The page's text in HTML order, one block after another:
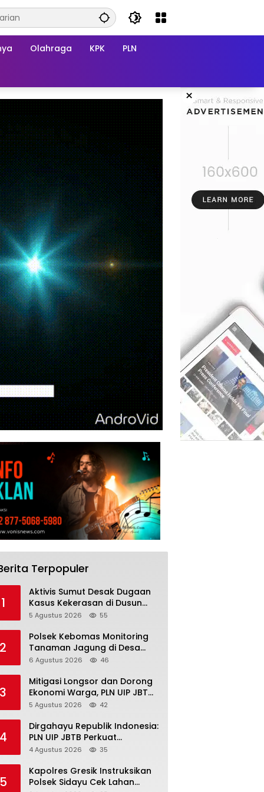
Olahraga KPK PLN
×
Terpopuler
1
Aktivis Sumut Desak Dugaan
Kasus Kekerasan di Dusun
Balakka, Desa Gunung
5 Agustus 2026 55
2
Polsek Kebomas Monitoring
Tanaman Jagung di Desa
Kembangan, Perkuat
Nasional
6 Agustus 2026 46
3
Mitigasi Longsor dan Dorong
Ekonomi Warga, PLN UIP JBTB
Salurkan Bantuan Konservasi
Aceh di Banyuwangi
5 Agustus 2026 42
4
Dirgahayu Republik Indonesia:
PLN UIP JBTB Perkuat
Kepemimpinan Perempuan
2026
4 Agustus 2026 35
5
Kapolres Gresik Instruksikan
Polsek Sidayu Cek Lahan